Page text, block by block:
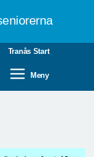
Tranås Start
Meny